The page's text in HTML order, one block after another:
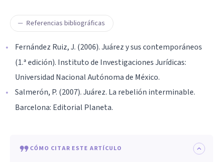
Referencias bibliográficas
Fernández Ruiz, J. (2006). Juárez y sus contemporáneos
(1.ª edición). Instituto de Investigaciones Jurídicas:
Universidad Nacional Autónoma de México.
Salmerón, P. (2007). Juárez. La rebelión interminable.
Barcelona: Editorial Planeta.
CÓMO CITAR ESTE ARTÍCULO